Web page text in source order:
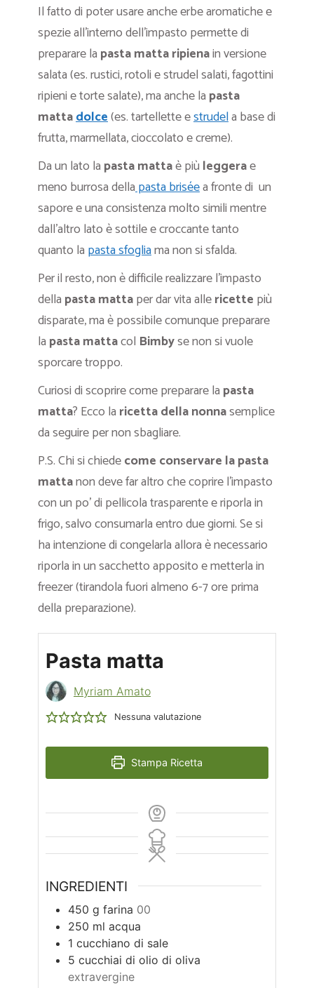
Il fatto di poter usare anche erbe aromatiche e
spezie all’interno dell’impasto permette di
preparare la pasta matta ripienain versione
salata (es. rustici, rotoli e strudel salati, fagottini
ripieni e torte salate), ma anche la pasta
mattadolce(es. tartellette estrudela base di
frutta, marmellata, cioccolato e creme).
Da un lato la pasta mattaè più leggerae
meno burrosa dellapasta briséea fronte di un
sapore e una consistenza molto simili mentre
dall’altro lato è sottile e croccante tanto
quanto la pasta sfogliama non si sfalda.
Per il resto, non è difficile realizzare l’impasto
della pasta mattaper dar vita allericette più
disparate, ma è possibile comunque preparare
la pasta mattacol Bimbyse non si vuole
sporcare troppo.
Curiosi di scoprire come preparare la pasta
matta? Ecco la ricettadella nonnasemplice
da seguire per non sbagliare.
P.S. Chi si chiedecome conservare la pasta
mattanon deve far altro che coprire l’impasto
con un po’ di pellicola trasparente e riporla in
frigo, salvo consumarla entro due giorni. Se si
ha intenzione di congelarla allora è necessario
riporla in un sacchetto apposito e metterla in
freezer (tirandola fuori almeno 6-7 ore prima
della preparazione).
Pasta matta
Myriam Amato
Nessuna valutazione
Stampa Ricetta
INGREDIENTI
450 g farina 00
250 ml acqua
1 cucchiano di sale
5 cucchiai di olio di oliva
extravergine